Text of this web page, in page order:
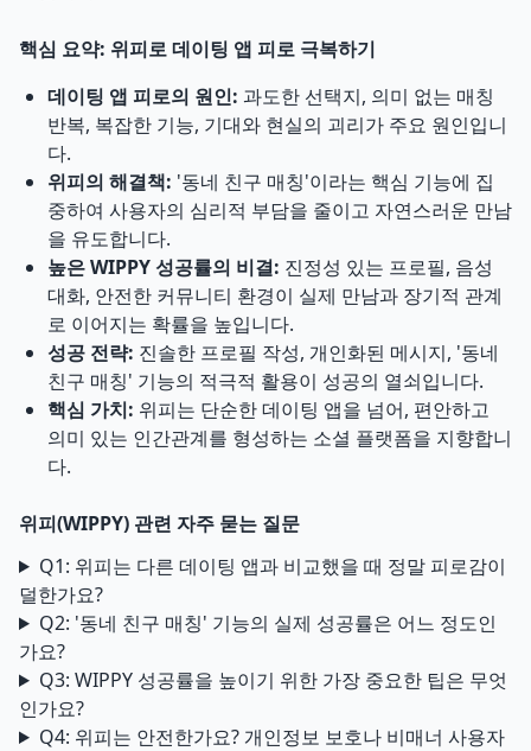
핵심 요약: 위피로 데이팅 앱 피로 극복하기
데이팅 앱 피로의 원인: 과도한 선택지, 의미 없는 매칭
반복, 복잡한 기능, 기대와 현실의 괴리가 주요 원인입니
다.
위피의 해결책: '동네 친구 매칭'이라는 핵심 기능에 집
중하여 사용자의 심리적 부담을 줄이고 자연스러운 만남
을 유도합니다.
높은 WIPPY 성공률의 비결: 진정성 있는 프로필, 음성
대화, 안전한 커뮤니티 환경이 실제 만남과 장기적 관계
로 이어지는 확률을 높입니다.
성공 전략: 진솔한 프로필 작성, 개인화된 메시지, '동네
친구 매칭' 기능의 적극적 활용이 성공의 열쇠입니다.
핵심 가치: 위피는 단순한 데이팅 앱을 넘어, 편안하고
의미 있는 인간관계를 형성하는 소셜 플랫폼을 지향합니
다.
위피(WIPPY) 관련 자주 묻는 질문
Q1: 위피는 다른 데이팅 앱과 비교했을 때 정말 피로감이
덜한가요?
Q2: '동네 친구 매칭' 기능의 실제 성공률은 어느 정도인
가요?
Q3: WIPPY 성공률을 높이기 위한 가장 중요한 팁은 무엇
인가요?
Q4: 위피는 안전한가요? 개인정보 보호나 비매너 사용자